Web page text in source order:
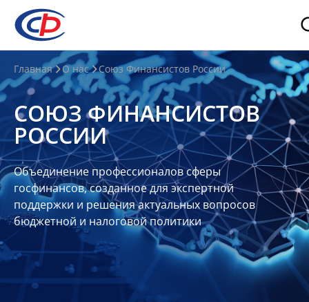
О
нас
О
СФР
Совет
Союза
Участники
Планы
отчеты
Контакты
Главная О нас Союз Финансистов России
СОЮЗ ФИНАНСИСТОВ
РОССИИ
Объединение профессионалов сферы
госфинансов, созданное для экспертной
поддержки и решения актуальных вопросов
бюджетной и налоговой политики